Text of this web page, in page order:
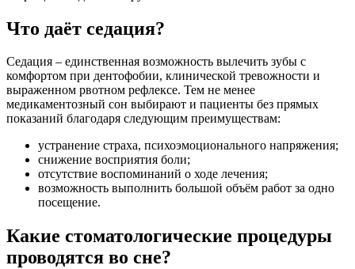
Что даёт седация?
Седация – единственная возможность вылечить зубы с
комфортом при дентофобии, клинической тревожности и
выраженном рвотном рефлексе. Тем не менее
медикаментозный сон выбирают и пациенты без прямых
показаний благодаря следующим преимуществам:
устранение страха, психоэмоционального напряжения;
снижение восприятия боли;
отсутствие воспоминаний о ходе лечения;
возможность выполнить большой объём работ за одно
посещение.
Какие стоматологические процедуры
проводятся во сне?